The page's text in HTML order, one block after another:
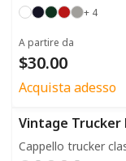
+ 4
A partire da
$30.00
Acquista adesso
Vintage Trucker
Cappello trucker